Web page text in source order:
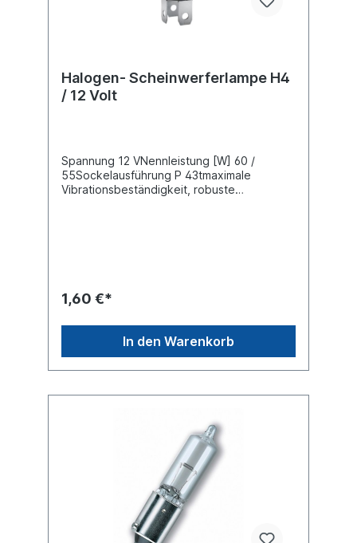
Halogen- Scheinwerferlampe H4
/ 12 Volt
Spannung 12 VNennleistung [W] 60 /
55Sockelausführung P 43tmaximale
Vibrationsbeständigkeit, robuste
1,60 €*
In den Warenkorb